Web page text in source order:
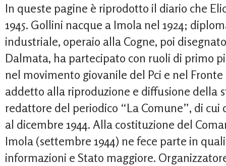
In queste pagine è riprodotto il diario che
1945. Gollini nacque a Imola nel 1924;
industriale, operaio alla Cogne, poi
Dalmata, ha partecipato con ruoli di primo
nel movimento giovanile del Pci e nel
addetto alla riproduzione e diffusione della
redattore del periodico “La Comune”, di
al dicembre 1944. Alla costituzione del
Imola (settembre 1944) ne fece parte in
informazioni e Stato maggiore.